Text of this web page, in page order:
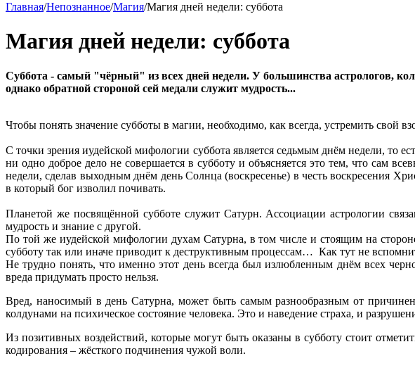
Главная/Непознанное/Магия/Магия дней недели: суббота
Магия дней недели: суббота
Суббота - самый "чёрный" из всех дней недели. У большинства астрологов,
однако обратной стороной сей медали служит мудрость...
Чтобы понять значение субботы в магии, необходимо, как всегда, устремить свой
С точки зрения иудейской мифологии суббота является седьмым днём недели, то
ни одно доброе дело не совершается в субботу и объясняется это тем, что сам
недели, сделав выходным днём день Солнца (воскресенье) в честь воскресения
в который бог изволил почивать.
Планетой же посвящённой субботе служит Сатурн. Ассоциации астрологии
мудрость и знание с другой.
По той же иудейской мифологии духам Сатурна, в том числе и стоящим на
субботу так или иначе приводит к деструктивным процессам… Как тут не
Не трудно понять, что именно этот день всегда был излюбленным днём всех
вреда придумать просто нельзя.
Вред, наносимый в день Сатурна, может быть самым разнообразным от
колдунами на психическое состояние человека. Это и наведение страха, и
Из позитивных воздействий, которые могут быть оказаны в субботу стоит
кодирования – жёсткого подчинения чужой воли.